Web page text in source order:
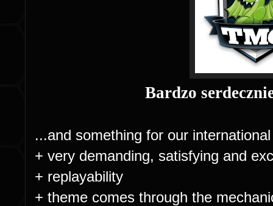
Bardzo
...and something for our
+ very demanding, satisfying and
+ replayability
+ theme comes through the